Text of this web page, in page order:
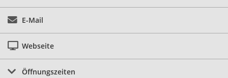
E-Mail
Webseite
Öffnungszeiten